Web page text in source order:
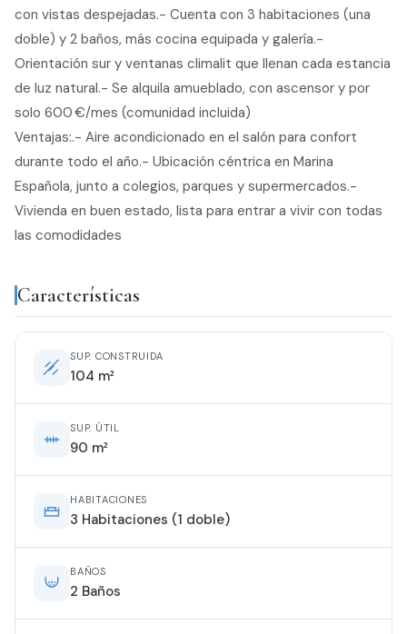
con vistas despejadas.- Cuenta con 3 habitaciones (una
doble) y 2 baños, más cocina equipada y galería.-
Orientación sur y ventanas climalit que llenan cada estancia
de luz natural.- Se alquila amueblado, con ascensor y por
solo 600 €/mes (comunidad incluida)
Ventajas:.- Aire acondicionado en el salón para confort
durante todo el año.- Ubicación céntrica en Marina
Española, junto a colegios, parques y supermercados.-
Vivienda en buen estado, lista para entrar a vivir con todas
las comodidades
Características
SUP. CONSTRUIDA
104 m²
SUP. ÚTIL
90 m²
HABITACIONES
3 Habitaciones (1 doble)
BAÑOS
2 Baños